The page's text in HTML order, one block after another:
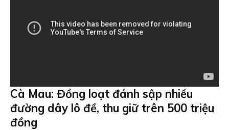
Cà Mau: Đồng loạt đánh sập nhiều
đường dây lô đề, thu giữ trên 500 triệu
đồng